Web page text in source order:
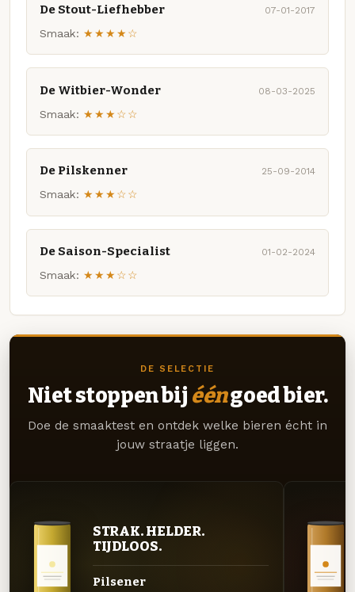
De Stout-Liefhebber 07-01-2017
Smaak: ★★★★☆
De Witbier-Wonder 08-03-2025
Smaak: ★★★☆☆
De Pilskenner 25-09-2014
Smaak: ★★★☆☆
De Saison-Specialist 01-02-2024
Smaak: ★★★☆☆
DE SELECTIE
Niet stoppen bij ééngoed bier.
Doe de smaaktest en ontdek welke bieren écht in
jouw straatje liggen.
STRAK. HELDER.
TIJDLOOS.
Pilsener